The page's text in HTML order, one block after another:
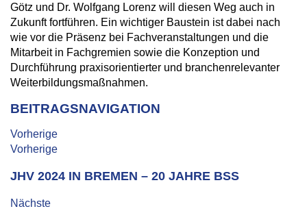
Götz und Dr. Wolfgang Lorenz will diesen Weg auch in
Zukunft fortführen. Ein wichtiger Baustein ist dabei nach
wie vor die Präsenz bei Fachveranstaltungen und die
Mitarbeit in Fachgremien sowie die Konzeption und
Durchführung praxisorientierter und branchenrelevanter
Weiterbildungsmaßnahmen.
BEITRAGSNAVIGATION
Vorherige
Vorherige
JHV 2024 IN BREMEN – 20 JAHRE BSS
Nächste